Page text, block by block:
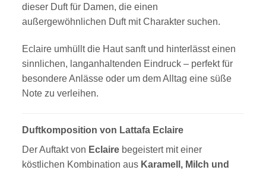
dieser Duft für Damen, die einen
außergewöhnlichen Duft mit Charakter suchen.
Eclaire umhüllt die Haut sanft und hinterlässt einen
sinnlichen, langanhaltenden Eindruck – perfekt für
besondere Anlässe oder um dem Alltag eine süße
Note zu verleihen.
Duftkomposition von Lattafa Eclaire
Der Auftakt von Eclairebegeistert mit einer
köstlichen Kombination aus Karamell, Milch und